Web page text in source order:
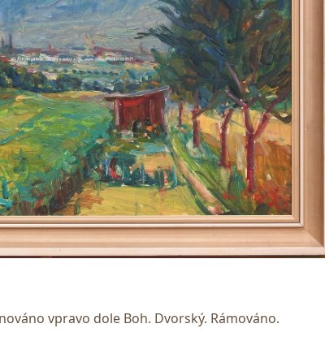
vpravo dole Boh. Dvorský. Rámováno.